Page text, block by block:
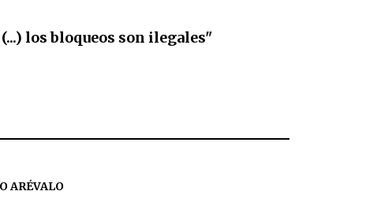
los bloqueos son ilegales"
ARÉVALO